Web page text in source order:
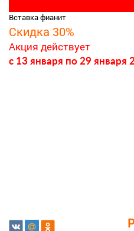
Вставка фианит
Скидка 30%
Акция действует
c 13 января по 29 января